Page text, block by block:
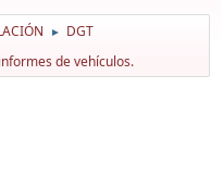
► DGT
de vehículos.